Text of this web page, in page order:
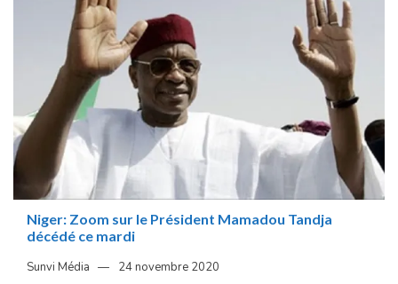
Niger: Zoom sur le Président Mamadou Tandja
décédé ce mardi
Sunvi Média 24 novembre 2020